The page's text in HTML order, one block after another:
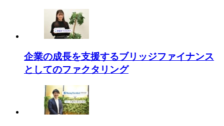
企業の成長を支援するブリッジファイナンス
としてのファクタリング